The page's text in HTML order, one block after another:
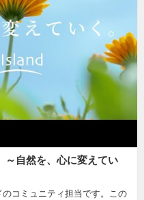
自然を、心に変えてい
コミュニティ担当です。この